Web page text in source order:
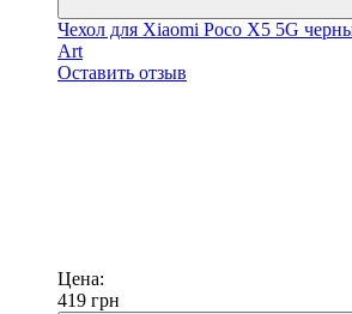
Чехол для Xiaomi Poco X5 5G
Art
Оставить отзыв
Цена:
419 грн